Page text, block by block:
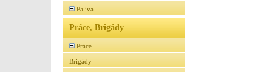
Paliva
Práce, Brigády
Práce
Brigády